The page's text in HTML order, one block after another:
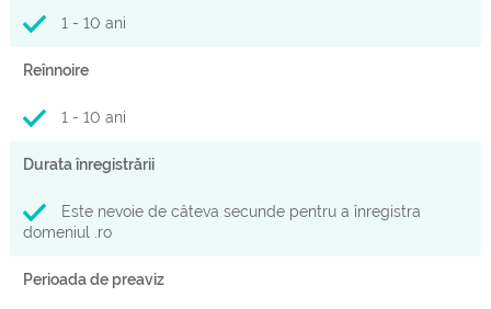
1 - 10 ani
Reînnoire
1 - 10 ani
Durata înregistrării
Este nevoie de câteva secunde pentru a înregistra
domeniul .ro
Perioada de preaviz